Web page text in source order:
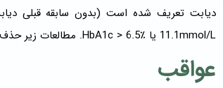
11.1mmol/L یا HbA1c > 6.5٪. مطالعات زیر حذف شدند: گزارش های موردی یا سری موارد، بررسی ها، تفسیرها و نامه ها.
عواقب